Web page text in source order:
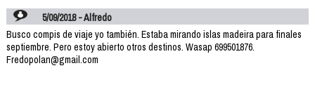
5/09/2018 - Alfredo
Busco compis de viaje yo también. Estaba mirando islas madeira para finales
septiembre. Pero estoy abierto otros destinos. Wasap 699501876.
Fredopolan@gmail.com